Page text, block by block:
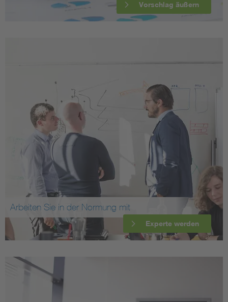
Vorschlag äußern
Arbeiten Sie in der Normung mit
Experte werden